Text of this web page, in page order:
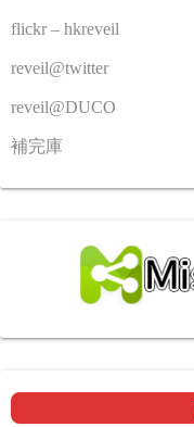
flickr – hkreveil
reveil@twitter
reveil@DUCO
補完庫